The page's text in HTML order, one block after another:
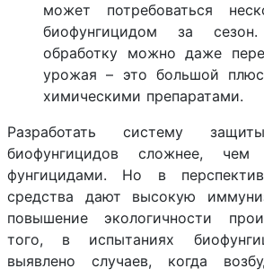
может потребоваться
биофунгицидом за
обработку можно даже
урожая – это большой
химическими препаратами.
Разработать систему
биофунгицидов сложнее,
фунгицидами. Но в
средства дают высокую
повышение экологичности
того, в испытаниях
выявлено случаев, когда